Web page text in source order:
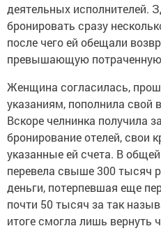
деятельных исполнителей.
бронировать сразу
после чего ей обещали
превышающую
Женщина согласилась,
указаниям, пополнила свой
Вскоре челнинка получила
бронирование отелей, свои
указанные ей счета. В
перевела свыше 300 тысяч
деньги, потерпевшая еще
почти 50 тысяч за так
итоге смогла лишь вернуть